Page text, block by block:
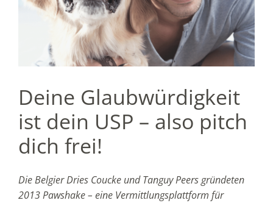
Deine Glaubwürdigkeit
ist dein USP – also pitch
dich frei!
Die Belgier Dries Coucke und Tanguy Peers gründeten
2013 Pawshake – eine Vermittlungsplattform für